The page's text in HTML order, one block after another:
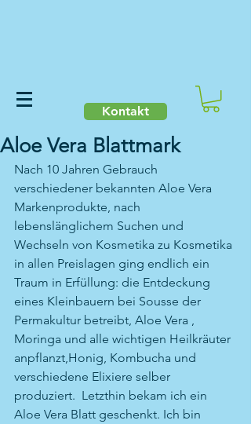
Kontakt
Aloe Vera Blattmark
Nach 10 Jahren Gebrauch
verschiedener bekannten Aloe Vera
Markenprodukte, nach
lebenslänglichem Suchen und
Wechseln von Kosmetika zu Kosmetika
in allen Preislagen ging endlich ein
Traum in Erfüllung: die Entdeckung
eines Kleinbauern bei Sousse der
Permakultur betreibt, Aloe Vera ,
Moringa und alle wichtigen Heilkräuter
anpflanzt,Honig, Kombucha und
verschiedene Elixiere selber
produziert.  Letzthin bekam ich ein
Aloe Vera Blatt geschenkt. Ich bin